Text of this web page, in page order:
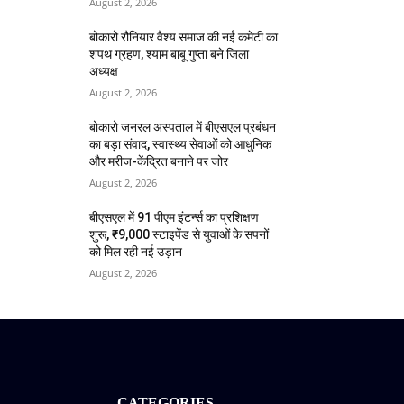
बोकारो रौनियार वैश्य समाज की नई कमेटी का
शपथ ग्रहण, श्याम बाबू गुप्ता बने जिला
अध्यक्ष
August 2, 2026
बोकारो जनरल अस्पताल में बीएसएल प्रबंधन
का बड़ा संवाद, स्वास्थ्य सेवाओं को आधुनिक
और मरीज-केंद्रित बनाने पर जोर
August 2, 2026
बीएसएल में 91 पीएम इंटर्न्स का प्रशिक्षण
शुरू, ₹9,000 स्टाइपेंड से युवाओं के सपनों
को मिल रही नई उड़ान
August 2, 2026